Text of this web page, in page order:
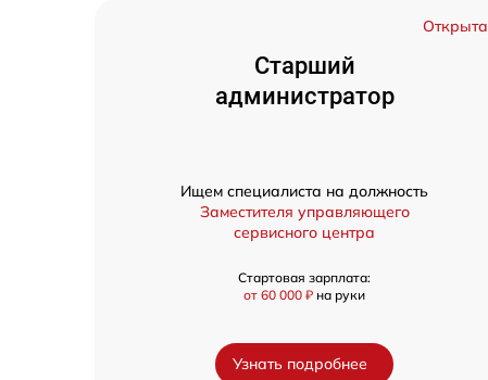
Открыта
Старший
администратор
Ищем специалиста на должность
Заместителя управляющего
сервисного центра
Стартовая зарплата:
от 60 000 ₽ на руки
Узнать подробнее